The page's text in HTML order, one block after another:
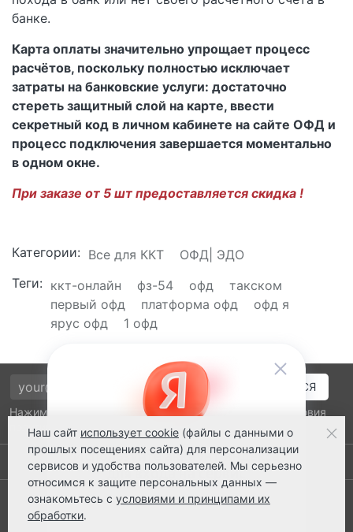
банке.
Карта оплаты значительно упрощает процесс
расчётов, поскольку полностью исключает
затраты на банковские услуги: достаточно
стереть защитный слой на карте, ввести
секретный код в личном кабинете на сайте ОФД и
процесс подключения завершается моментально
в одном окне.
При заказе от 5 шт предоставляется скидка !
Категории: Все для ККТ
ОФД| ЭДО
Теги: ккт-онлайн фз-54 офд
такском
первый офд
платформа офд
офд я
ярус офд
1 офд
Нажимая на кнопку подтверждения, я принимаю условия
политики обработки персональных данных
Выполнено заказов: 52520
8 800 2018-054
Наш сайт использует cookie (файлы с данными о
прошлых посещениях сайта) для персонализации
сервисов и удобства пользователей. Мы серьезно
относимся к защите персональных данных —
ознакомьтесь с условиями и принципами их
обработки.